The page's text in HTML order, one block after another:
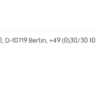
D-10719 Berlin, +49 (0)30/30